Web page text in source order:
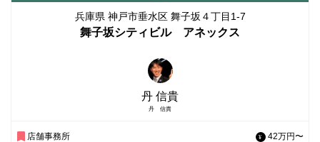
兵庫県 神戸市垂水区 舞子坂４丁目1-7
舞子坂シティビル アネックス
丹 信貴
丹 信貴
店舗事務所 42万円〜